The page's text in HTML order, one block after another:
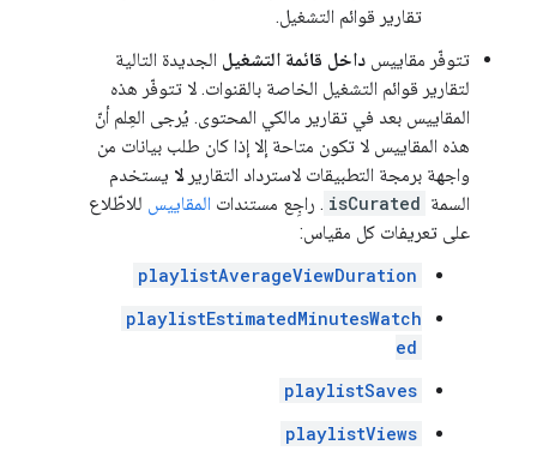
تقارير قوائم التشغيل.
تتوفّر مقاييس داخل قائمة التشغيل الجديدة التالية
لتقارير قوائم التشغيل الخاصة بالقنوات. لا تتوفّر هذه
المقاييس بعد في تقارير مالكي المحتوى. يُرجى العِلم أنّ
هذه المقاييس لا تكون متاحة إلا إذا كان طلب بيانات من
واجهة برمجة التطبيقات لاسترداد التقاريرلا يستخدم
السمة isCurated . راجِع مستندات المقاييس للاطّلاع
على تعريفات كل مقياس:
playlistAverageViewDuration
playlistEstimatedMinutesWatch
ed
playlistSaves
playlistViews